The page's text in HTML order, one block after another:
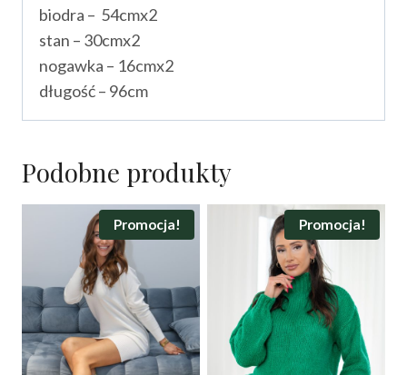
biodra – 54cmx2
stan – 30cmx2
nogawka – 16cmx2
długość – 96cm
Podobne produkty
Promocja! Promocja!